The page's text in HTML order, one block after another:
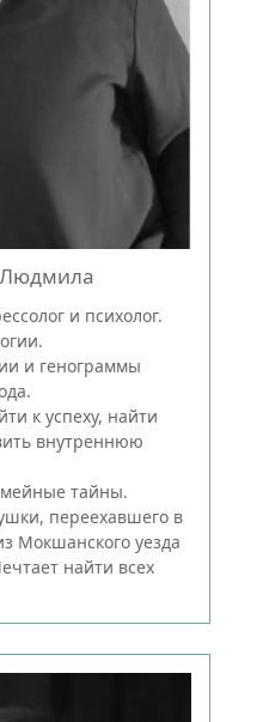
и психолог.
и генограммы
к успеху, найти
внутреннюю
тайны.
переехавшего в
Мокшанского уезда
найти всех